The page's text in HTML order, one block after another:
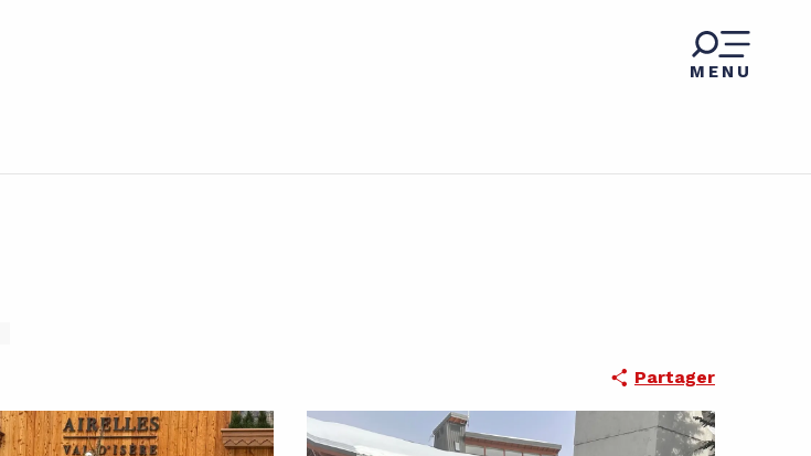
MENU
Partager